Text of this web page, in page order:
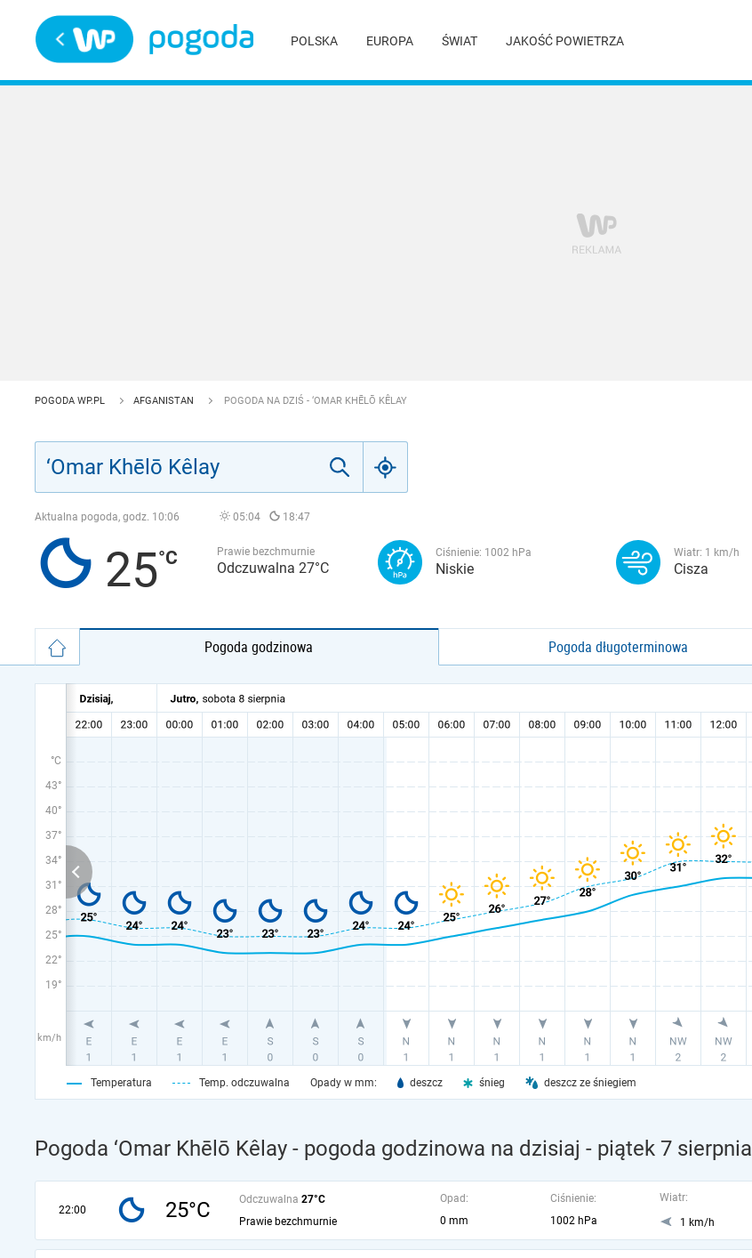
POLSKA EUROPA ŚWIAT JAKOŚĆ POWIETRZA
POGODA WP.PL AFGANISTAN POGODA NA DZIŚ - ‘OMAR KHĒLŌ KÊLAY
Aktualna pogoda, godz. 10:06 05:04 18:47
25 Prawie bezchmurnie
Odczuwalna 27°C
Ciśnienie: 1002 hPa
Niskie
Wiatr: 1 km/h
Cisza
Pogoda godzinowa Pogoda długoterminowa
°C
43°
40°
37°
34°
31°
28°
25°
22°
19°
km/h
Temperatura Temp. odczuwalna Opady w mm: deszcz śnieg deszcz ze śniegiem
Pogoda ‘Omar Khēlō Kêlay - pogoda godzinowa na dzisiaj - piątek 7 sierpnia
22:00 25°C Odczuwalna 27°C
Prawie bezchmurnie
Opad:
0 mm
Ciśnienie:
1002 hPa
Wiatr:
1 km/h